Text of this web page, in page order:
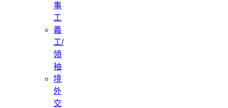
事
工
義
工/
領
袖
境
外
交